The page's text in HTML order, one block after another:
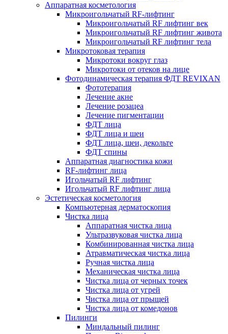
Аппаратная косметология
Микроигольчатый RF-лифтинг
Микроигольчатый RF лифтинг век
Микроигольчатый RF лифтинг живота
Микроигольчатый RF лифтинг тела
Микротоковая терапия
Микротоки вокруг глаз
Микротоки от отеков на лице
Фотодинамическая терапия ФДТ REVIXAN
Фототерапия
Лечение акне
Лечение розацеа
Лечение пигментации
ФДТ лица
ФДТ лица и шеи
ФДТ лица, шеи, декольте
ФДТ спины
Аппаратная диагностика кожи
RF-лифтинг лица
Игольчатый RF лифтинг
Игольчатый RF лифтинг лица
Эстетическая косметология
Компьютерная дерматоскопия
Чистка лица
Аппаратная чистка лица
Ультразвуковая чистка лица
Комбинированная чистка лица
Атравматическая чистка лица
Ручная чистка лица
Механическая чистка лица
Чистка лица от черных точек
Чистка лица от угрей
Чистка лица от прыщей
Чистка лица от комедонов
Пилинги
Миндальный пилинг